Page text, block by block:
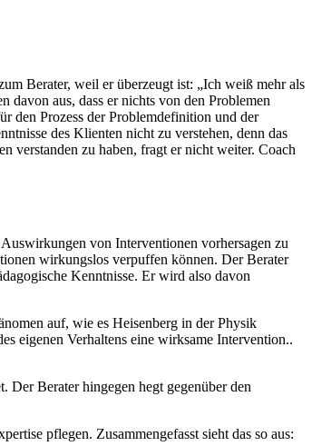
Berater, weil er überzeugt ist: „Ich weiß mehr als
aus, dass er nichts von den Problemen
den Prozess der Problemdefinition und der
des Klienten nicht zu verstehen, denn das
verstanden zu haben, fragt er nicht weiter. Coach
von Interventionen vorhersagen zu
wirkungslos verpuffen können. Der Berater
Kenntnisse. Er wird also davon
auf, wie es Heisenberg in der Physik
eigenen Verhaltens eine wirksame Intervention..
Der Berater hingegen hegt gegenüber den
pflegen. Zusammengefasst sieht das so aus: